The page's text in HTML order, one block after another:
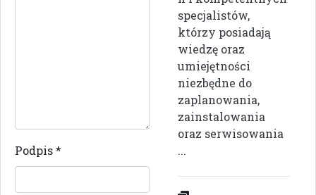
Podpis*
specjalistów,
którzy posiadają
wiedzę oraz
umiejętności
niezbędne do
zaplanowania,
zainstalowania
oraz serwisowania
...